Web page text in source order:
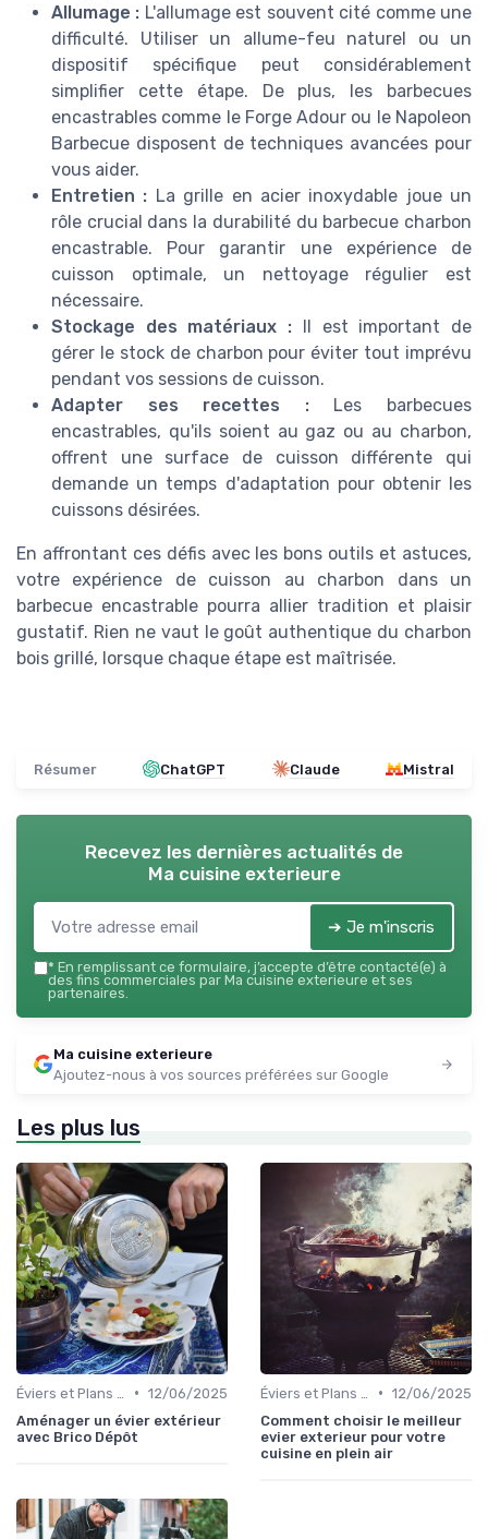
Allumage : L'allumage est souvent cité comme une
difficulté. Utiliser un allume-feu naturel ou un
dispositif spécifique peut considérablement
simplifier cette étape. De plus, les barbecues
encastrables comme le Forge Adour ou le Napoleon
Barbecue disposent de techniques avancées pour
vous aider.
Entretien : La grille en acier inoxydable joue un
rôle crucial dans la durabilité du barbecue charbon
encastrable. Pour garantir une expérience de
cuisson optimale, un nettoyage régulier est
nécessaire.
Stockage des matériaux : Il est important de
gérer le stock de charbon pour éviter tout imprévu
pendant vos sessions de cuisson.
Adapter ses recettes :Les barbecues
encastrables, qu'ils soient au gaz ou au charbon,
offrent une surface de cuisson différente qui
demande un temps d'adaptation pour obtenir les
cuissons désirées.
En affrontant ces défis avec les bons outils et astuces,
votre expérience de cuisson au charbon dans un
barbecue encastrable pourra allier tradition et plaisir
gustatif. Rien ne vaut le goût authentique du charbon
bois grillé, lorsque chaque étape est maîtrisée.
Résumer ChatGPT Claude Mistral
Recevez les dernières actualités de
Ma cuisine exterieure
➔ Je m'inscris
* En remplissant ce formulaire, j’accepte d’être contacté(e) à
des fins commerciales par Ma cuisine exterieure et ses
partenaires.
Ma cuisine exterieure
Ajoutez-nous à vos sources préférées sur Google
Les plus lus
• 12/06/2025
Aménager un évier extérieur
avec Brico Dépôt
• 12/06/2025
Comment choisir le meilleur
evier exterieur pour votre
cuisine en plein air